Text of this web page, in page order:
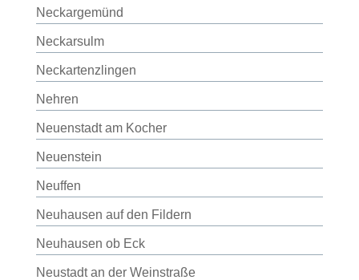
Neckargemünd
Neckarsulm
Neckartenzlingen
Nehren
Neuenstadt am Kocher
Neuenstein
Neuffen
Neuhausen auf den Fildern
Neuhausen ob Eck
Neustadt an der Weinstraße